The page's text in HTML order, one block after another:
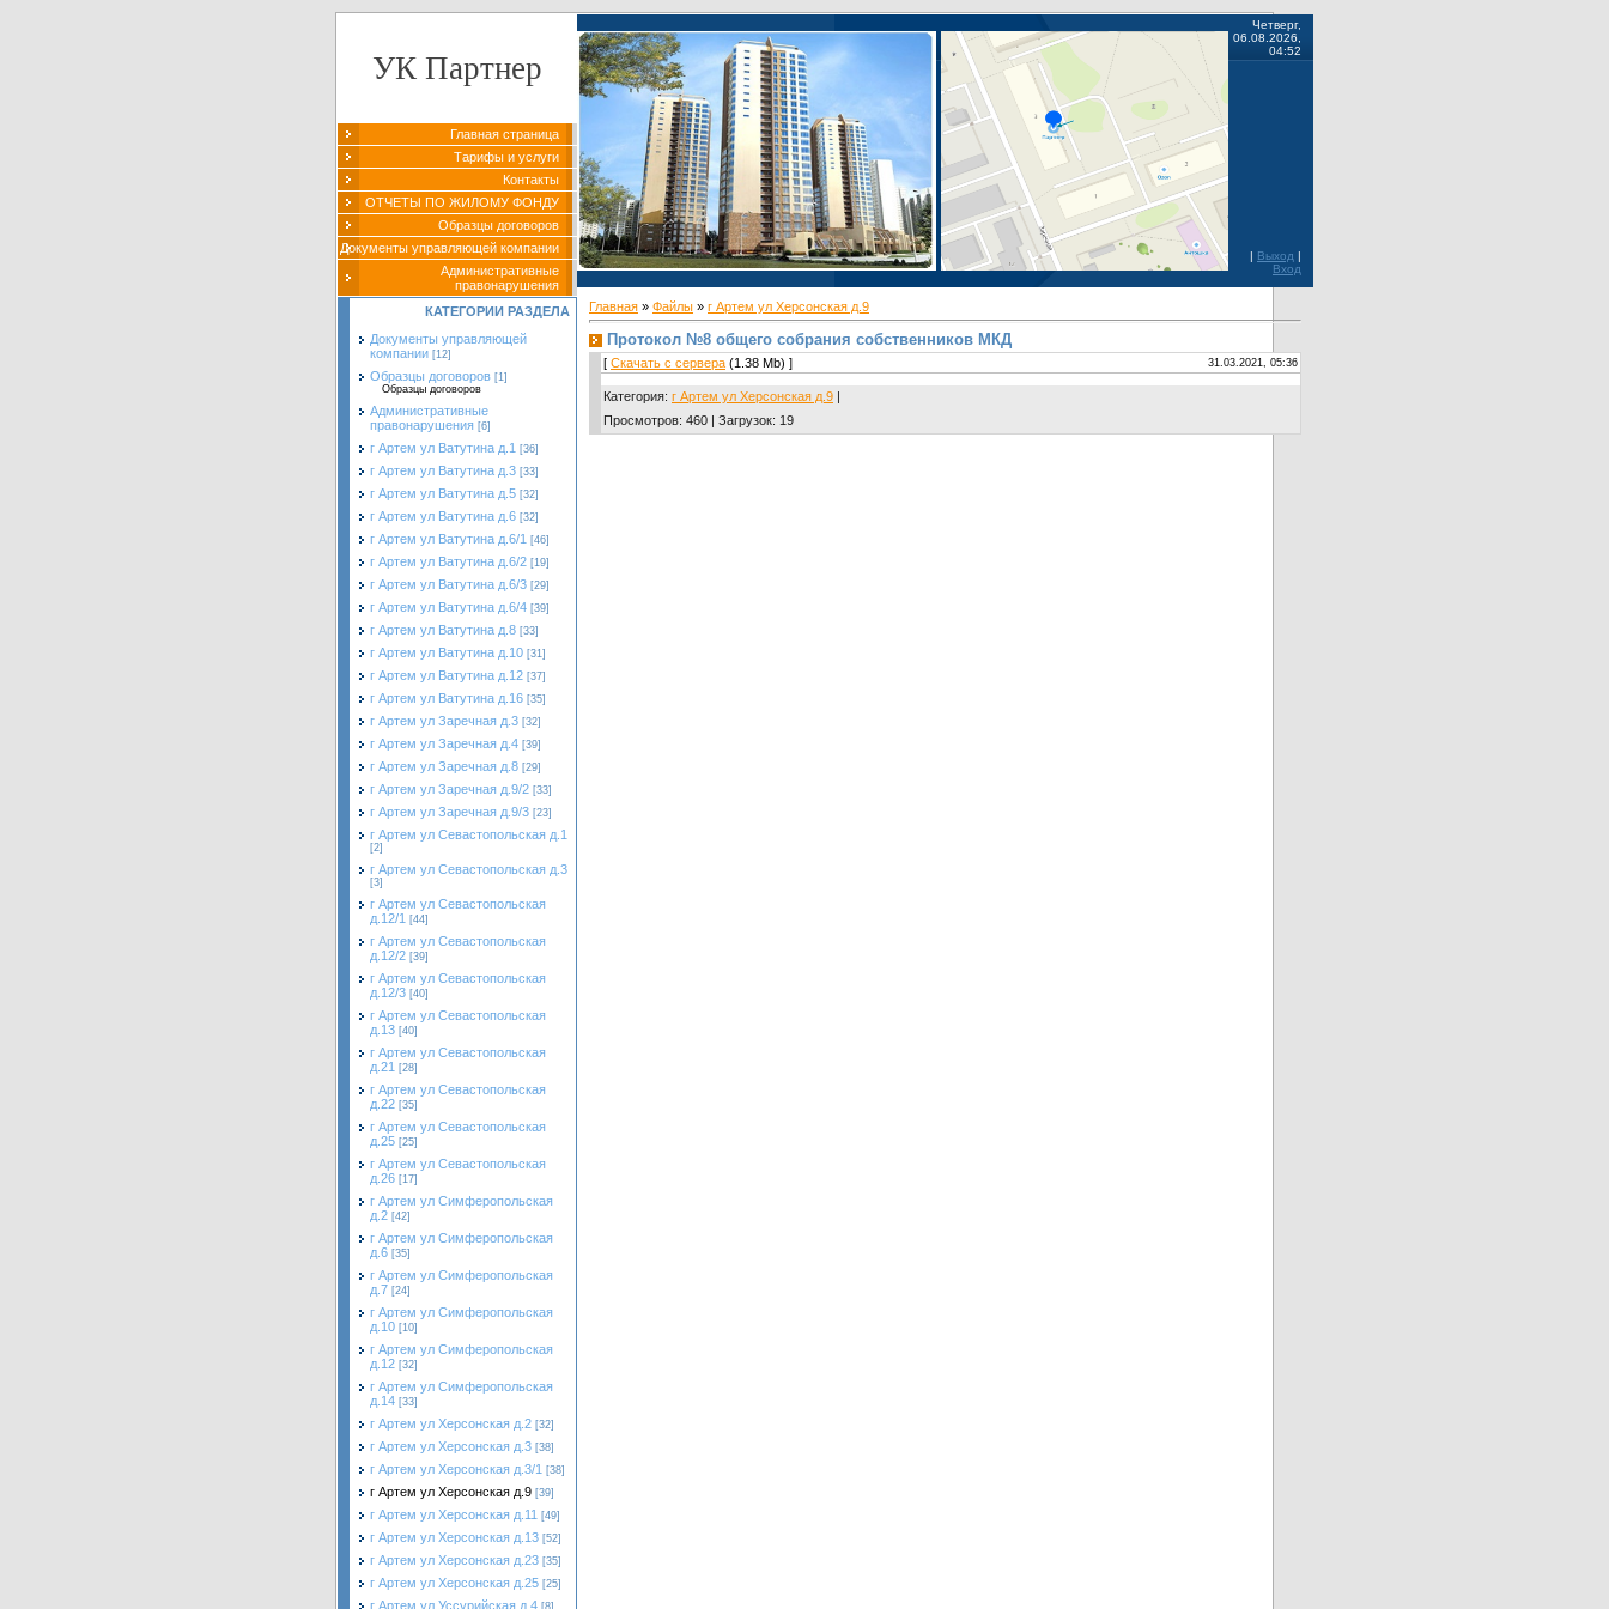
УК Партнер
Главная страница
Тарифы и услуги
Контакты
ОТЧЕТЫ ПО ЖИЛОМУ ФОНДУ
Образцы договоров
Документы управляющей компании
Административные
правонарушения
КАТЕГОРИИ РАЗДЕЛА
Документы управляющей
компании [12]
Образцы договоров [1]
Образцы договоров
Административные
правонарушения [6]
г Артем ул Ватутина д.1 [36]
г Артем ул Ватутина д.3 [33]
г Артем ул Ватутина д.5 [32]
г Артем ул Ватутина д.6 [32]
г Артем ул Ватутина д.6/1 [46]
г Артем ул Ватутина д.6/2 [19]
г Артем ул Ватутина д.6/3 [29]
г Артем ул Ватутина д.6/4 [39]
г Артем ул Ватутина д.8 [33]
г Артем ул Ватутина д.10 [31]
г Артем ул Ватутина д.12 [37]
г Артем ул Ватутина д.16 [35]
г Артем ул Заречная д.3 [32]
г Артем ул Заречная д.4 [39]
г Артем ул Заречная д.8 [29]
г Артем ул Заречная д.9/2 [33]
г Артем ул Заречная д.9/3 [23]
г Артем ул Севастопольская д.1
[2]
г Артем ул Севастопольская д.3
[3]
г Артем ул Севастопольская
д.12/1 [44]
г Артем ул Севастопольская
д.12/2 [39]
г Артем ул Севастопольская
д.12/3 [40]
г Артем ул Севастопольская
д.13 [40]
г Артем ул Севастопольская
д.21 [28]
г Артем ул Севастопольская
д.22 [35]
г Артем ул Севастопольская
д.25 [25]
г Артем ул Севастопольская
д.26 [17]
г Артем ул Симферопольская
д.2 [42]
г Артем ул Симферопольская
д.6 [35]
г Артем ул Симферопольская
д.7 [24]
г Артем ул Симферопольская
д.10 [10]
г Артем ул Симферопольская
д.12 [32]
г Артем ул Симферопольская
д.14 [33]
г Артем ул Херсонская д.2 [32]
г Артем ул Херсонская д.3 [38]
г Артем ул Херсонская д.3/1 [38]
г Артем ул Херсонская д.9 [39]
г Артем ул Херсонская д.11 [49]
г Артем ул Херсонская д.13 [52]
г Артем ул Херсонская д.23 [35]
г Артем ул Херсонская д.25 [25]
г Артем ул Уссурийская д.4 [8]
Четверг,
06.08.2026,
04:52
| Выход |
Вход
Главная » Файлы » г Артем ул Херсонская д.9
Протокол №8 общего собрания собственников МКД
[ Скачать с сервера (1.38 Mb) ] 31.03.2021, 05:36
Категория: г Артем ул Херсонская д.9 |
Просмотров: 460 | Загрузок: 19